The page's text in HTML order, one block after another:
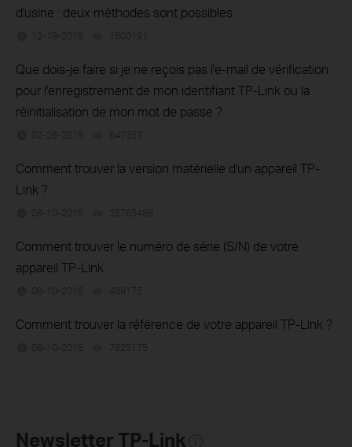
d'usine : deux méthodes sont possibles
12-19-2019 1500191
Que dois-je faire si je ne reçois pas l'e-mail de vérification
pour l'enregistrement de mon identifiant TP-Link ou la
réinitialisation de mon mot de passe ?
02-26-2019 647357
Comment trouver la version matérielle d'un appareil TP-
Link ?
08-10-2018 25765498
Comment trouver le numéro de série (S/N) de votre
appareil TP-Link
08-10-2018 489175
Comment trouver la référence de votre appareil TP-Link ?
08-10-2018 7625175
Newsletter TP-Link